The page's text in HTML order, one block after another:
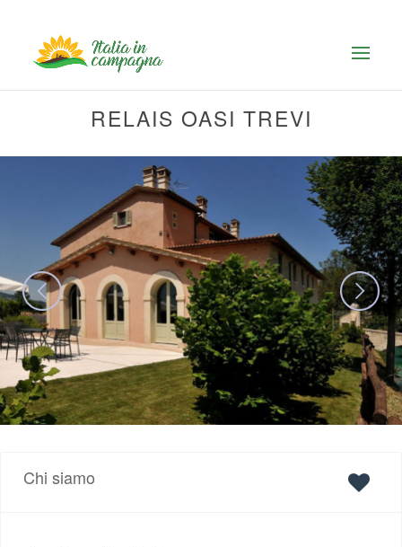
RELAIS OASI TREVI
Chi siamo